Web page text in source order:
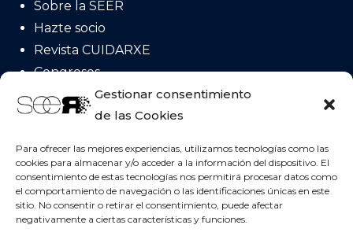
Gestionar consentimiento
de las Cookies
Para ofrecer las mejores experiencias, utilizamos tecnologías como las
cookies para almacenar y/o acceder a la información del dispositivo. El
consentimiento de estas tecnologías nos permitirá procesar datos como
el comportamiento de navegación o las identificaciones únicas en este
sitio. No consentir o retirar el consentimiento, puede afectar
negativamente a ciertas características y funciones.
Sobre la SEER
Hazte socio
Revista CUIDARXE
Congresos
Acreditación
Posicionamientos
Contacta con nosotros!
Sociedad Española de Enfermería